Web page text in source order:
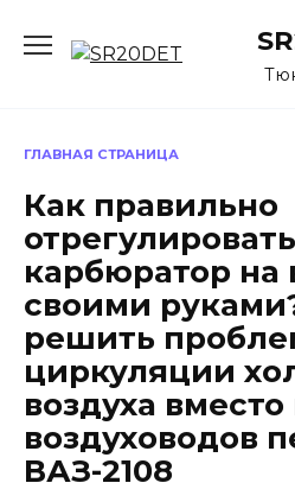
содержанию
ГЛАВНАЯ СТРАНИЦА
Как правильно
отрегулировать
карбюратор на
своими
решить
циркуляции
воздуха вместо
воздуховодов
ВАЗ-2108